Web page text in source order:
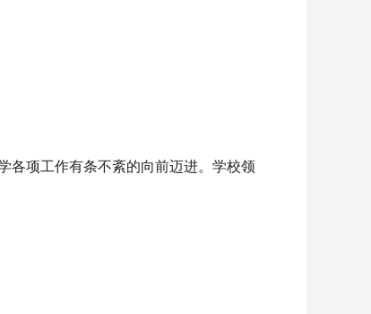
各项工作有条不紊的向前迈进。学校领